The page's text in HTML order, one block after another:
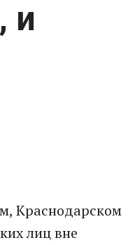
и
Краснодарском
лиц вне